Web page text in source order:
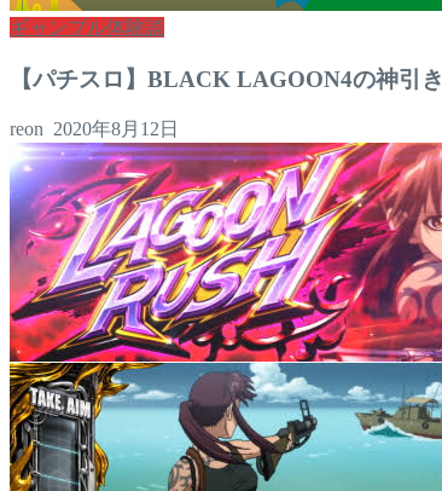
ギャンブル体験談
【パチスロ】BLACK LAGOON4の神引き
reon 2020年8月12日